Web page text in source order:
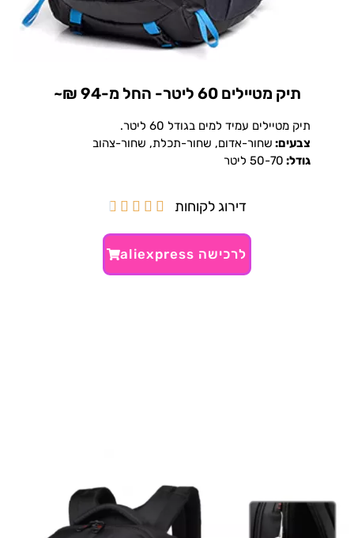
תיק מטיילים 60 ליטר- החל מ-94 ₪~
תיק מטיילים עמיד למים בגודל 60 ליטר.
צבעים: שחור-אדום, שחור-תכלת, שחור-צהוב
גודל: 50-70 ליטר
דירוג לקוחות 




לרכישה aliexpress